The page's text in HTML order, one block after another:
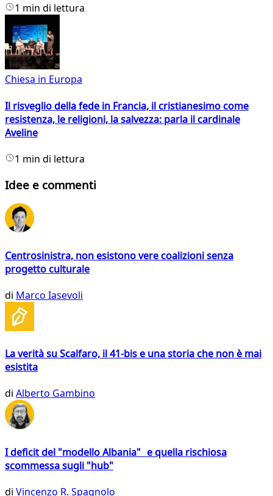
1 min di lettura
Chiesa in Europa
Il risveglio della fede in Francia, il cristianesimo come
resistenza, le religioni, la salvezza: parla il cardinale
Aveline
1 min di lettura
Idee e commenti
Centrosinistra, non esistono vere coalizioni senza
progetto culturale
di Marco Iasevoli
La verità su Scalfaro, il 41-bis e una storia che non è mai
esistita
di Alberto Gambino
I deficit del "modello Albania" e quella rischiosa
scommessa sugli "hub"
di Vincenzo R. Spagnolo